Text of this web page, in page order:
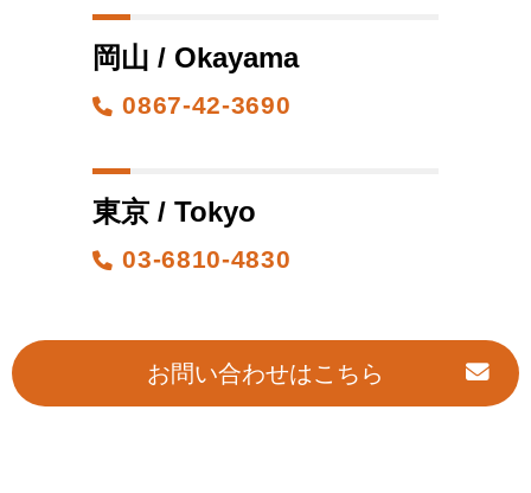
岡山 / Okayama
0867-42-3690
東京 / Tokyo
03-6810-4830
お問い合わせはこちら